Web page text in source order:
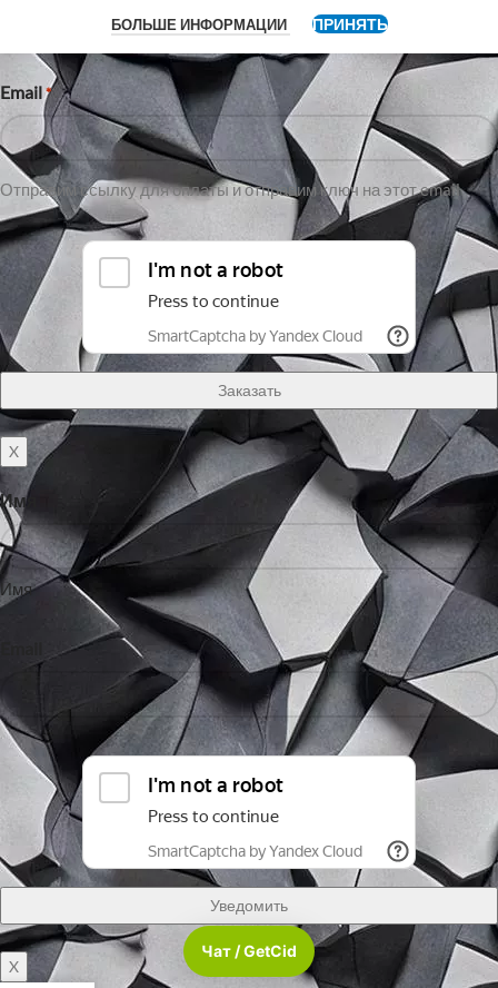
БОЛЬШЕ ИНФОРМАЦИИ ПРИНЯТЬ
Email *
Отправим ссылку для оплаты и отправим ключ на этот email
X
Имя
Имя
X
Чат / GetCid